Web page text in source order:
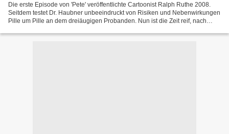
Die erste Episode von 'Pete' veröffentlichte Cartoonist Ralph Ruthe 2008.
Seitdem testet Dr. Haubner unbeeindruckt von Risiken und Nebenwirkungen
Pille um Pille an dem dreiäugigen Probanden. Nun ist die Zeit reif, nach